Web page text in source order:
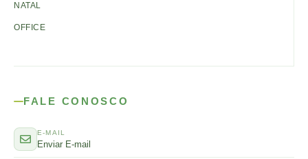
NATAL
OFFICE
FALE CONOSCO
E-MAIL
Enviar E-mail